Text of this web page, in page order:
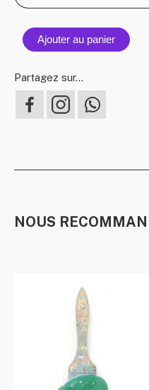
Ajouter au panier
Partagez sur...
NOUS